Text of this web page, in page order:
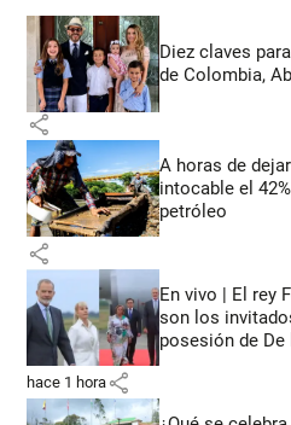
Diez claves
de Colombia,
share
A horas de
intocable el
petróleo
share
En vivo | El rey
son los
posesión de
hace 1 hora share